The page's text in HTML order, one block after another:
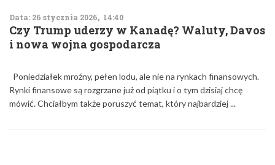
Data: 26 stycznia 2026, 14:40
Czy Trump uderzy w Kanadę? Waluty, Davos
i nowa wojna gospodarcza
Poniedziałek mroźny, pełen lodu, ale nie na rynkach finansowych.
Rynki finansowe są rozgrzane już od piątku i o tym dzisiaj chcę
mówić. Chciałbym także poruszyć temat, który najbardziej ...